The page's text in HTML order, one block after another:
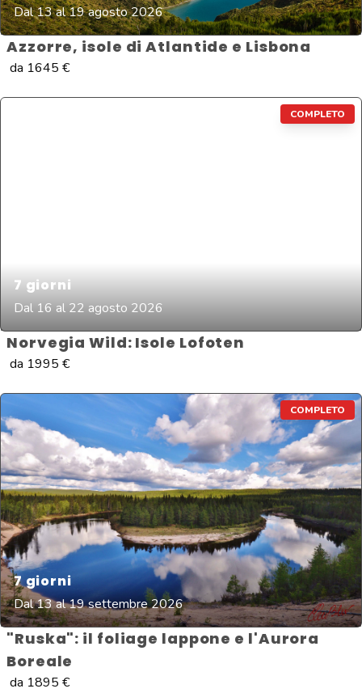
Dal 13 al 19 agosto 2026
Azzorre, isole di Atlantide e Lisbona
da 1645 €
COMPLETO
7 giorni
Dal 16 al 22 agosto 2026
Norvegia Wild: Isole Lofoten
da 1995 €
COMPLETO
7giorni
Dal 13 al 19 settembre 2026
"Ruska": il foliage lappone e l'Aurora
Boreale
da 1895 €